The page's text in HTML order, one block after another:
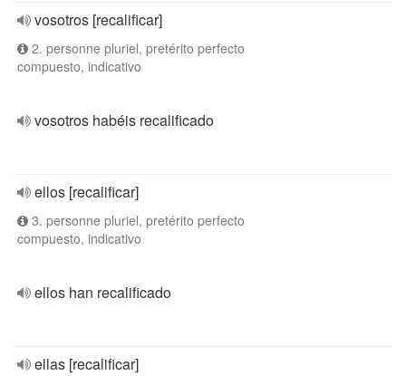
vosotros [recalificar]
2. personne pluriel, pretérito perfecto
compuesto, indicativo
vosotros habéis recalificado
ellos [recalificar]
3. personne pluriel, pretérito perfecto
compuesto, indicativo
ellos han recalificado
ellas [recalificar]